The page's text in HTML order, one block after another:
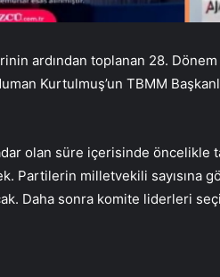
ardından toplanan 28.
Kurtulmuş’un TBMM
olan süre içerisinde
Partilerin milletvekili sayısına
Daha sonra komite liderleri